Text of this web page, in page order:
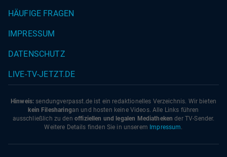
HÄUFIGE FRAGEN
IMPRESSUM
DATENSCHUTZ
LIVE-TV-JETZT.DE
Hinweis: sendungverpasst.de ist ein redaktionelles Verzeichnis. Wir bieten
kein Filesharingan und hosten keine Videos. Alle Links führen
ausschließlich zu den offiziellen und legalen Mediatheken der TV-Sender.
Weitere Details finden Sie in unserem Impressum.